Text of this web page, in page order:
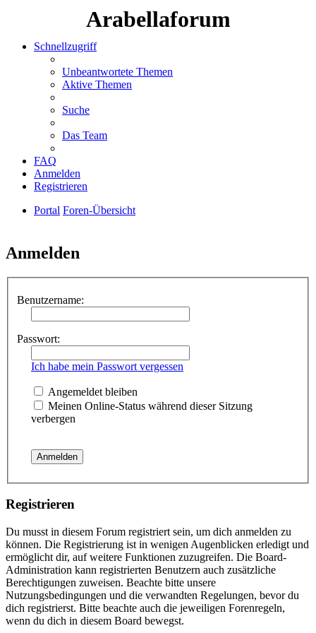
Arabellaforum
Schnellzugriff
Unbeantwortete Themen
Aktive Themen
Suche
Das Team
FAQ
Anmelden
Registrieren
Portal Foren-Übersicht
Anmelden
Benutzername:
Passwort:
Ich habe mein Passwort vergessen
Angemeldet bleiben
Meinen Online-Status während dieser Sitzung
verbergen
Registrieren
Du musst in diesem Forum registriert sein, um dich anmelden zu
können. Die Registrierung ist in wenigen Augenblicken erledigt und
ermöglicht dir, auf weitere Funktionen zuzugreifen. Die Board-
Administration kann registrierten Benutzern auch zusätzliche
Berechtigungen zuweisen. Beachte bitte unsere
Nutzungsbedingungen und die verwandten Regelungen, bevor du
dich registrierst. Bitte beachte auch die jeweiligen Forenregeln,
wenn du dich in diesem Board bewegst.